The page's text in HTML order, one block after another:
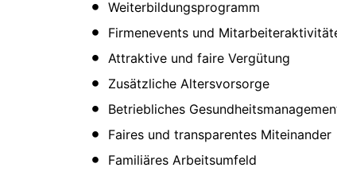
Weiterbildungsprogramm
Firmenevents und
Attraktive und faire Vergütung
Zusätzliche Altersvorsorge
Betriebliches
Faires und transparentes Miteinander
Familiäres Arbeitsumfeld